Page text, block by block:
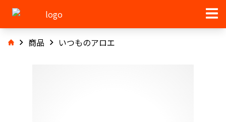
商品 いつものアロエ